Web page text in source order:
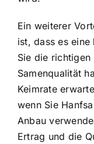
Ein weiterer
ist, dass es
Sie die richtigen
Samenqualität
Keimrate
wenn Sie
Anbau
Ertrag und die